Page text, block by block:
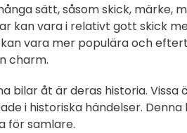
sätt, såsom skick, märke,
kan vara i relativt gott skick
vara mer populära och
charm.
bilar åt är deras historia. Vissa
i historiska händelser.
för samlare.